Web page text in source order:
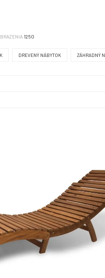
1250
DREVENÝ NÁBYTOK ZÁHRADNÝ